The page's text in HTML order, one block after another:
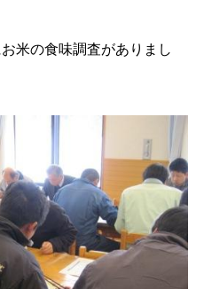
米の食味調査がありまし